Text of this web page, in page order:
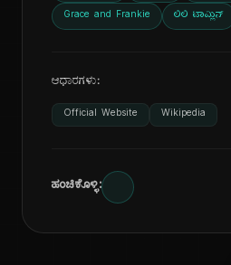
Grace and Frankie ಲಿಲಿ ಟಾಮ್ಲಿನ್
ಆಧಾರಗಳು:
Official Website Wikipedia
ಹಂಚಿಕೊಳ್ಳಿ: